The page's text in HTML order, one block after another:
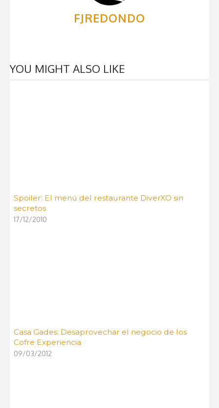
FJREDONDO
YOU MIGHT ALSO LIKE
Spoiler: El menú del restaurante DiverXO sin
secretos
17/12/2010
Casa Gades: Desaprovechar el negocio de los
Cofre Experiencia
09/03/2012